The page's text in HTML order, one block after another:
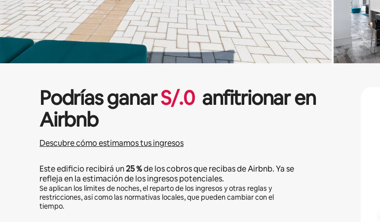
Podrías ganarS/.0 anfitrionar en
Airbnb
Descubre cómo estimamos tus ingresos
Este edificio recibirá un25 %de los cobros que recibas de Airbnb. Ya se
refleja en la estimación de los ingresos potenciales.
Se aplican los límites de noches, el reparto de los ingresos y otras reglas y
restricciones, así como las normativas locales, que pueden cambiar con el
tiempo.